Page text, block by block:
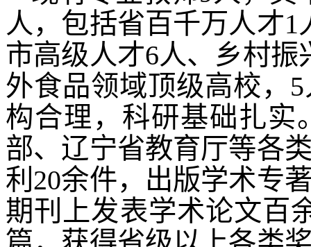
人，包括省百千万人才
市高级人才6人、乡村
外食品领域顶级高校，
构合理，科研基础扎实
部、辽宁省教育厅等各
利20余件，出版学术专
期刊上发表学术论文百